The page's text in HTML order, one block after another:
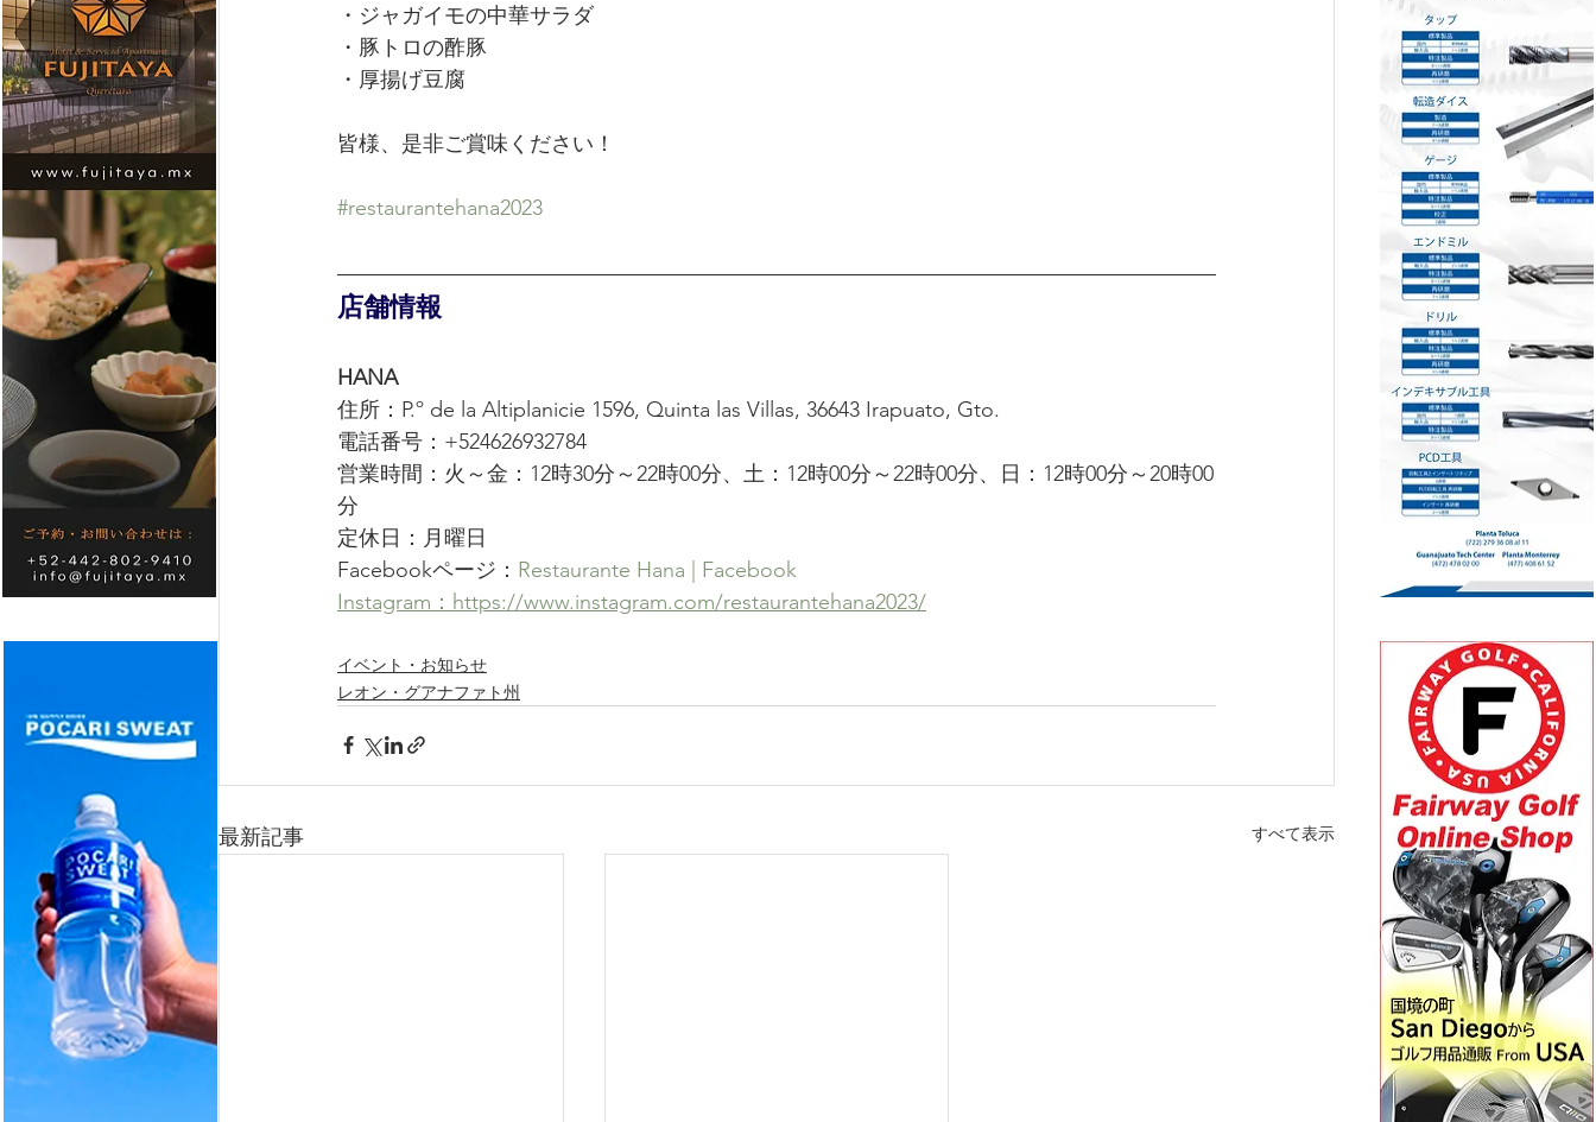
・ジャガイモの中華サラダ
・豚トロの酢豚
・厚揚げ豆腐
皆様、是非ご賞味ください！
#restaurantehana2023
店舗情報
HANA
住所：P.º de la Altiplanicie 1596, Quinta las Villas, 36643 Irapuato, Gto.
電話番号：+524626932784
営業時間：火～金：12時30分～22時00分、土：12時00分～22時00分、日：12時00分～20時00
分
定休日：月曜日
Facebookページ： Restaurante Hana | Facebook
Instagram：https://www.instagram.com/restaurantehana2023/
イベント・お知らせ
レオン・グアナファト州
最新記事 すべて表示